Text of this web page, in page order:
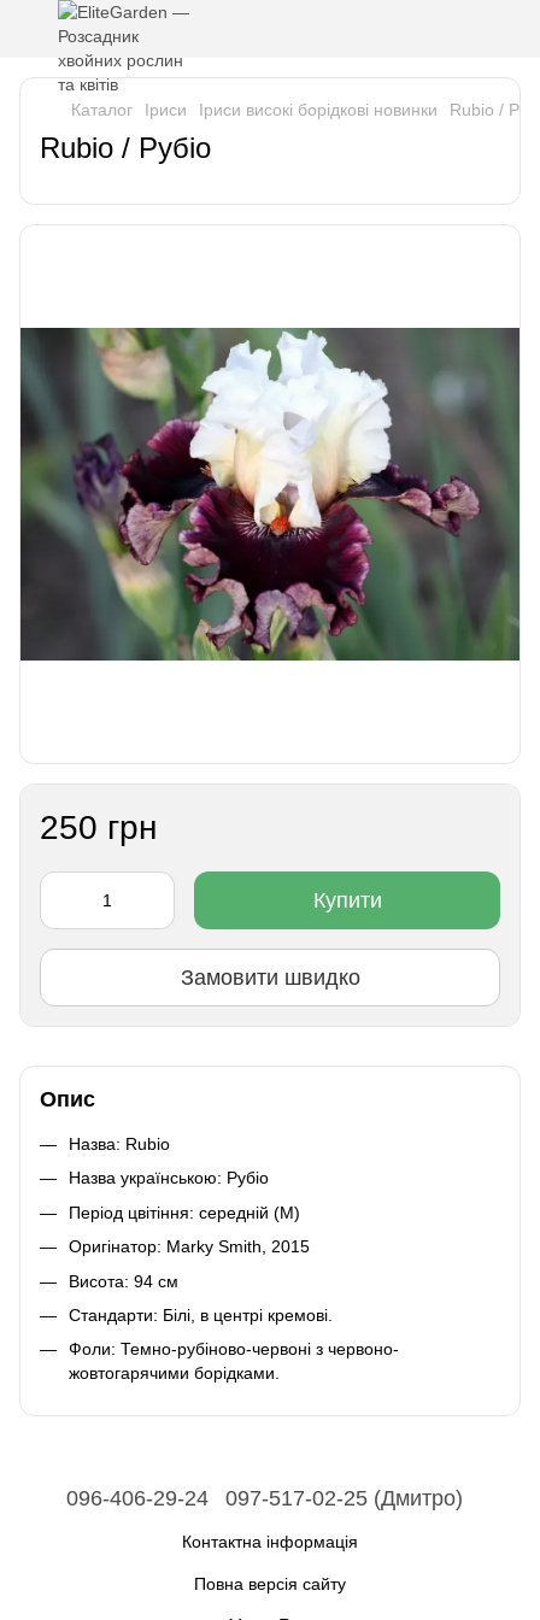
Каталог Iриси Іриси високі борідкові новинки Rubio /
Rubio / Рубіо
250 грн
Купити
Замовити швидко
Опис
Назва: Rubio
Назва українською: Рубіо
Період цвітіння: середній (M)
Оригінатор: Marky Smith, 2015
Висота: 94 см
Стандарти: Білі, в центрі кремові.
Фоли: Темно-рубіново-червоні з червоно-
жовтогарячими борідками.
096-406-29-24 097-517-02-25 (Дмитро)
Контактна інформація
Повна версія сайту